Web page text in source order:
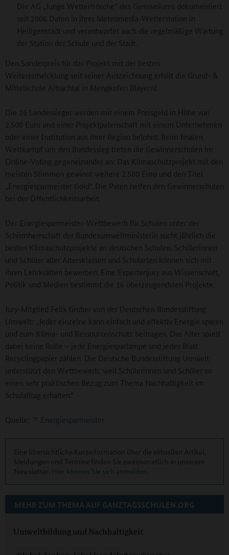
Die AG „Junge Wetterfrösche“ des Gymnasiums dokumentiert
seit 2006 Daten in ihrer Meteomedia-Wetterstation in
Heiligenstadt und verantwortet auch die regelmäßige Wartung
der Station der Schule und der Stadt.
Den Sonderpreis für das Projekt mit der besten
Weiterentwicklung seit seiner Auszeichnung erhält die Grund- &
Mittelschule Aitrachtal in Mengkofen (Bayern).
Die 16 Landessieger werden mit einem Preisgeld in Höhe von
2.500 Euro und einer Projektpatenschaft mit einem Unternehmen
oder einer Institution aus ihrer Region belohnt. Beim finalen
Wettkampf um den Bundessieg treten die Gewinnerschulen im
Online-Voting gegeneinander an: Das Klimaschutzprojekt mit den
meisten Stimmen gewinnt weitere 2.500 Euro und den Titel
„Energiesparmeister Gold“. Die Paten helfen den Gewinnerschulen
bei der Öffentlichkeitsarbeit.
Der Energiesparmeister-Wettbewerb für Schulen unter der
Schirmherrschaft der Bundesumweltministerin sucht jährlich die
besten Klimaschutzprojekte an deutschen Schulen. Schülerinnen
und Schüler aller Altersklassen und Schularten können sich mit
ihren Lehrkräften bewerben. Eine Expertenjury aus Wissenschaft,
Politik und Medien bestimmt die 16 überzeugendsten Projekte.
Jury-Mitglied Felix Gruber von der Deutschen Bundesstiftung
Umwelt: „Jeder einzelne kann einfach und effektiv Energie sparen
und zum Klima- und Ressourcenschutz beitragen. Das Alter spielt
dabei keine Rolle – jede Energiesparlampe und jedes Blatt
Recyclingpapier zählen. Die Deutsche Bundesstiftung Umwelt
unterstützt den Wettbewerb, weil Schülerinnen und Schüler so
einen sehr praktischen Bezug zum Thema Nachhaltigkeit im
Schulalltag erhalten.“
Quelle: Energiesparmeister
Hier können Sie sich anmelden
MEHR ZUM THEMA AUF GANZTAGSSCHULEN.ORG
Umweltbildung und Nachhaltigkeit